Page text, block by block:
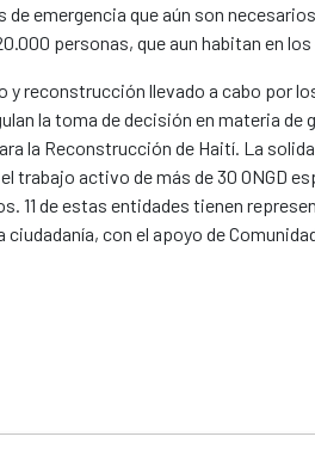
emergencia que aún son
personas, que aun habitan en
y reconstrucción llevado a cabo por
la toma de decisión en materia de
la Reconstrucción de Haití. La
trabajo activo de más de 30 ONGD
11 de estas entidades tienen
con el apoyo de